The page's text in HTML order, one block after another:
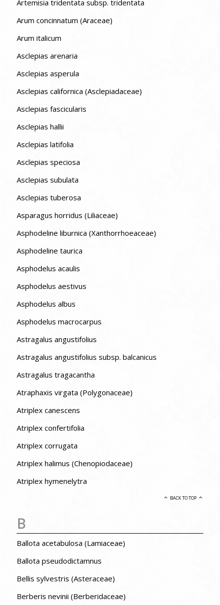
Artemisia tridentata subsp. tridentata
Arum concinnatum (Araceae)
Arum italicum
Asclepias arenaria
Asclepias asperula
Asclepias californica (Asclepiadaceae)
Asclepias fascicularis
Asclepias hallii
Asclepias latifolia
Asclepias speciosa
Asclepias subulata
Asclepias tuberosa
Asparagus horridus (Liliaceae)
Asphodeline liburnica (Xanthorrhoeaceae)
Asphodeline taurica
Asphodelus acaulis
Asphodelus aestivus
Asphodelus albus
Asphodelus macrocarpus
Astragalus angustifolius
Astragalus angustifolius subsp. balcanicus
Astragalus tragacantha
Atraphaxis virgata (Polygonaceae)
Atriplex canescens
Atriplex confertifolia
Atriplex corrugata
Atriplex halimus (Chenopiodaceae)
Atriplex hymenelytra
BACK TO TOP
B
Ballota acetabulosa (Lamiaceae)
Ballota pseudodictamnus
Bellis sylvestris (Asteraceae)
Berberis nevinii (Berberidaceae)